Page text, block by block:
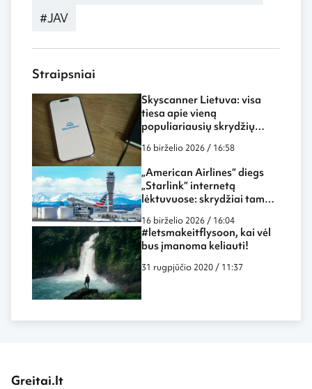
#JAV
Straipsniai
Skyscanner Lietuva: visa
tiesa apie vieną
populiariausių skrydžių
16 birželio 2026 / 16:58
„American Airlines“ diegs
„Starlink“ internetą
lėktuvuose: skrydžiai tampa
dar labiau panašūs į darbą
biure ar namuose
16 birželio 2026 / 16:04
#letsmakeitflysoon, kai vėl
bus įmanoma keliauti!
31 rugpjūčio 2020 / 11:37
Greitai.lt